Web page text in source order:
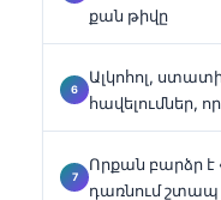
քան թիվը
Ալկոհոլ,
հավելումներ,
Որքան բարձր է
դառնում շտապ